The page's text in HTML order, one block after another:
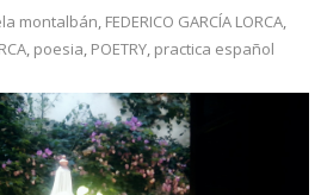
montalbán, FEDERICO GARCÍA LORCA,
, poesia, POETRY, practica español